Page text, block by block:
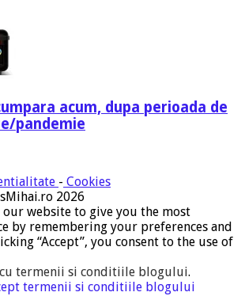
acum, dupa perioada de
pandemie
- Cookies
2026
our website to give you the most
by remembering your preferences and
“Accept”, you consent to the use of
termenii si conditiile blogului.
termenii si conditiile blogului